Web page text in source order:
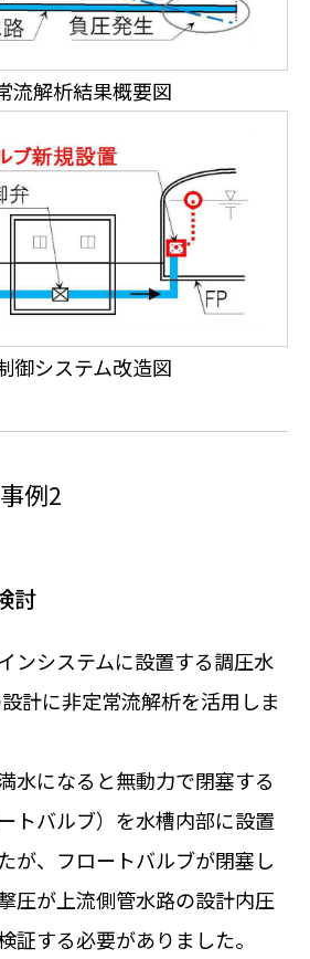
流解析結果概要図
御システム改造図
例2
討
ンシステムに設置する調圧水
計に非定常流解析を活用しま
水になると無動力で閉塞する
トバルブ）を水槽内部に設置
が、フロートバルブが閉塞し
圧が上流側管水路の設計内圧
証する必要がありました。